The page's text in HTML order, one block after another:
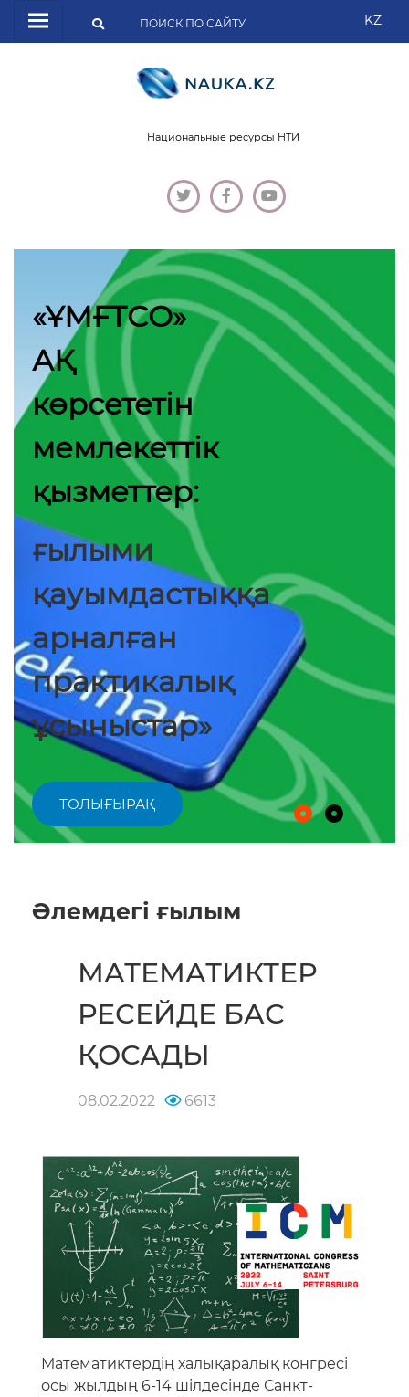
KZ
Национальные ресурсы НТИ
«ҰМҒТСО»
АҚ
көрсететін
мемлекеттік
қызметтер:
ғылыми
қауымдастыққа
арналған
практикалық
ұсыныстар»
ТОЛЫҒЫРАҚ
Әлемдегі ғылым
МАТЕМАТИКТЕР
РЕСЕЙДЕ БАС
ҚОСАДЫ
08.02.2022 6613
Математиктердің халықаралық конгресі
осы жылдың 6-14 шілдесінде Санкт-